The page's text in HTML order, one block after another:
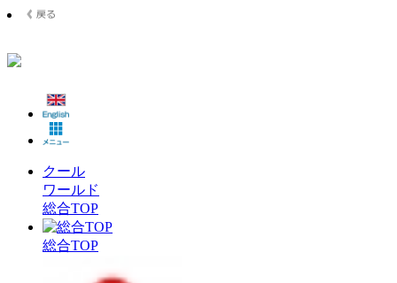
クール
ワールド
総合TOP
総合TOP